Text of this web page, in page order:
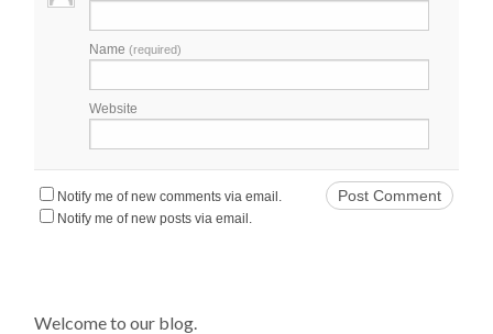
Name(required)
Website
Notify me of new comments via email.
Notify me of new posts via email.
Welcome to our blog.